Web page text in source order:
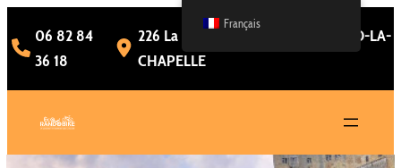
au
contenu
06 82 84
36 18
226 La Treille – 24250 CASTELNAUD-LA-
CHAPELLE
Français